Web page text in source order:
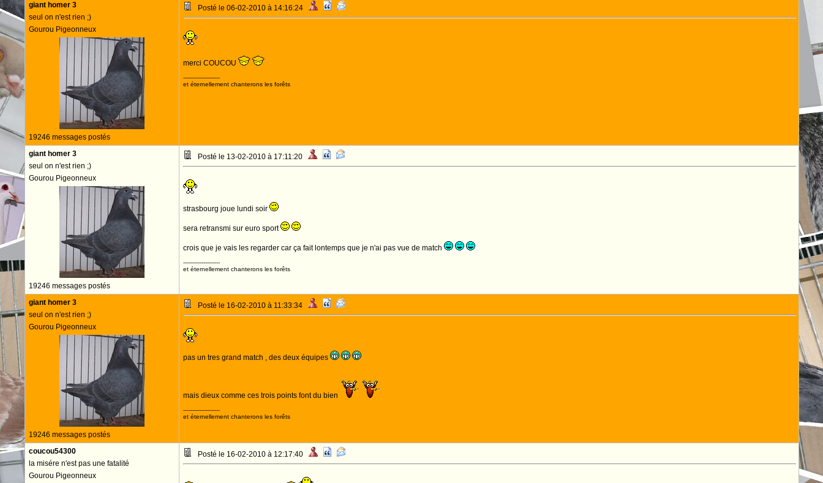
giant homer 3
seul on n'est rien ;)
Gourou Pigeonneux
19246 messages postés
Posté le 06-02-2010 à 14:16:24
merci COUCOU
--------------------
et éternellement chanterons les forêts
giant homer 3
seul on n'est rien ;)
Gourou Pigeonneux
19246 messages postés
Posté le 13-02-2010 à 17:11:20
strasbourg joue lundi soir
sera retransmi sur euro sport
crois que je vais les regarder car ça fait lontemps que je n'ai pas vue de match
--------------------
et éternellement chanterons les forêts
giant homer 3
seul on n'est rien ;)
Gourou Pigeonneux
19246 messages postés
Posté le 16-02-2010 à 11:33:34
pas un tres grand match , des deux équipes
mais dieux comme ces trois points font du bien
--------------------
et éternellement chanterons les forêts
coucou54300
la misére n'est pas une fatalité
Gourou Pigeonneux
Posté le 16-02-2010 à 12:17:40